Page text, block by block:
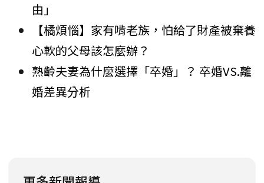
由」
【橘煩惱】家有啃老族，怕給了財產被棄養
心軟的父母該怎麼辦？
熟齡夫妻為什麼選擇「卒婚」？ 卒婚VS.離
婚差異分析